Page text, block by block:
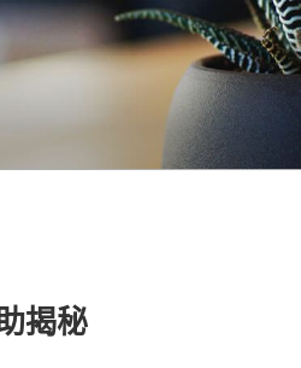
揭秘